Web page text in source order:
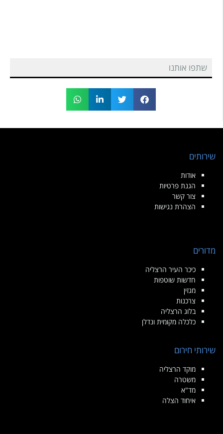
שתפו אותנו
שירותים
אודות
הגנת פרטיות
צור קשר
הצהרת נגישות
מדורים
כיכר העיר הרצליה
חדשות שוטפות
מגזין
צרכנות
בלוג הרצליה
כלכלה מקומית ונדלן
שירותי חירום
מוקד הרצליה
משטרה
מד"א
איחוד הצלה